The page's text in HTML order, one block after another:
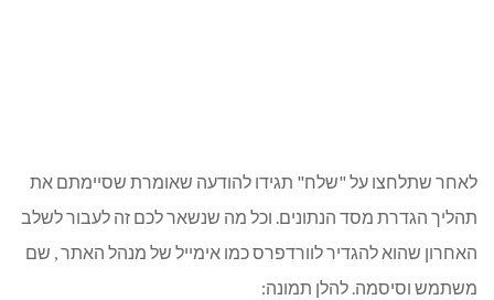
לאחר שתלחצו על "שלח" תגידו להודעה שאומרת שסיימתם את
תהליך הגדרת מסד הנתונים. וכל מה שנשאר לכם זה לעבור לשלב
האחרון שהוא להגדיר לוורדפרס כמו אימייל של מנהל האתר , שם
משתמש וסיסמה. להלן תמונה: